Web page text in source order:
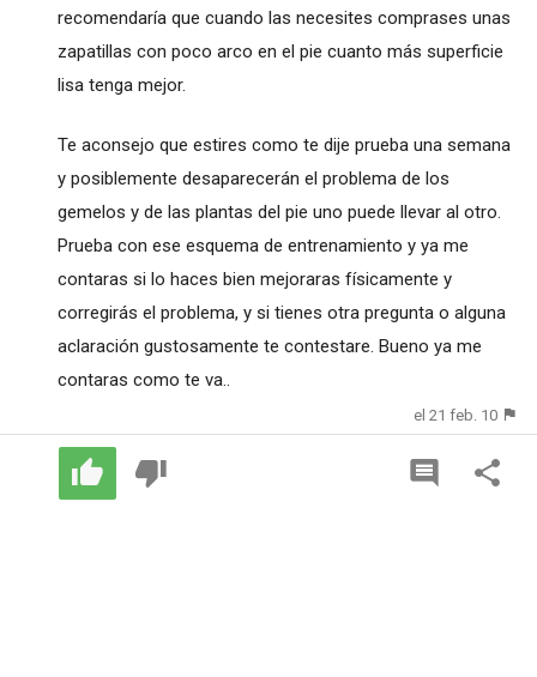
recomendaría que cuando las necesites comprases unas
zapatillas con poco arco en el pie cuanto más superficie
lisa tenga mejor.
Te aconsejo que estires como te dije prueba una semana
y posiblemente desaparecerán el problema de los
gemelos y de las plantas del pie uno puede llevar al otro.
Prueba con ese esquema de entrenamiento y ya me
contaras si lo haces bien mejoraras físicamente y
corregirás el problema, y si tienes otra pregunta o alguna
aclaración gustosamente te contestare. Bueno ya me
contaras como te va..
el 21 feb. 10